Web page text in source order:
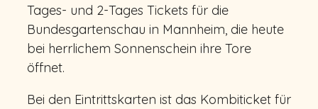
Tages- und 2-Tages Tickets für die
Bundesgartenschau in Mannheim, die heute
bei herrlichem Sonnenschein ihre Tore
öffnet.
Bei den Eintrittskarten ist das Kombiticket für